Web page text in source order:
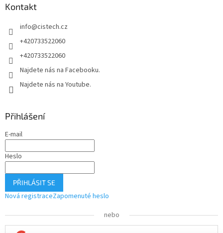
Kontakt
info@cistech.cz
+420733522060
+420733522060
Najdete nás na Facebooku.
Najdete nás na Youtube.
Přihlášení
E-mail
Heslo
PŘIHLÁSIT SE
Nová registraceZapomenuté heslo
nebo